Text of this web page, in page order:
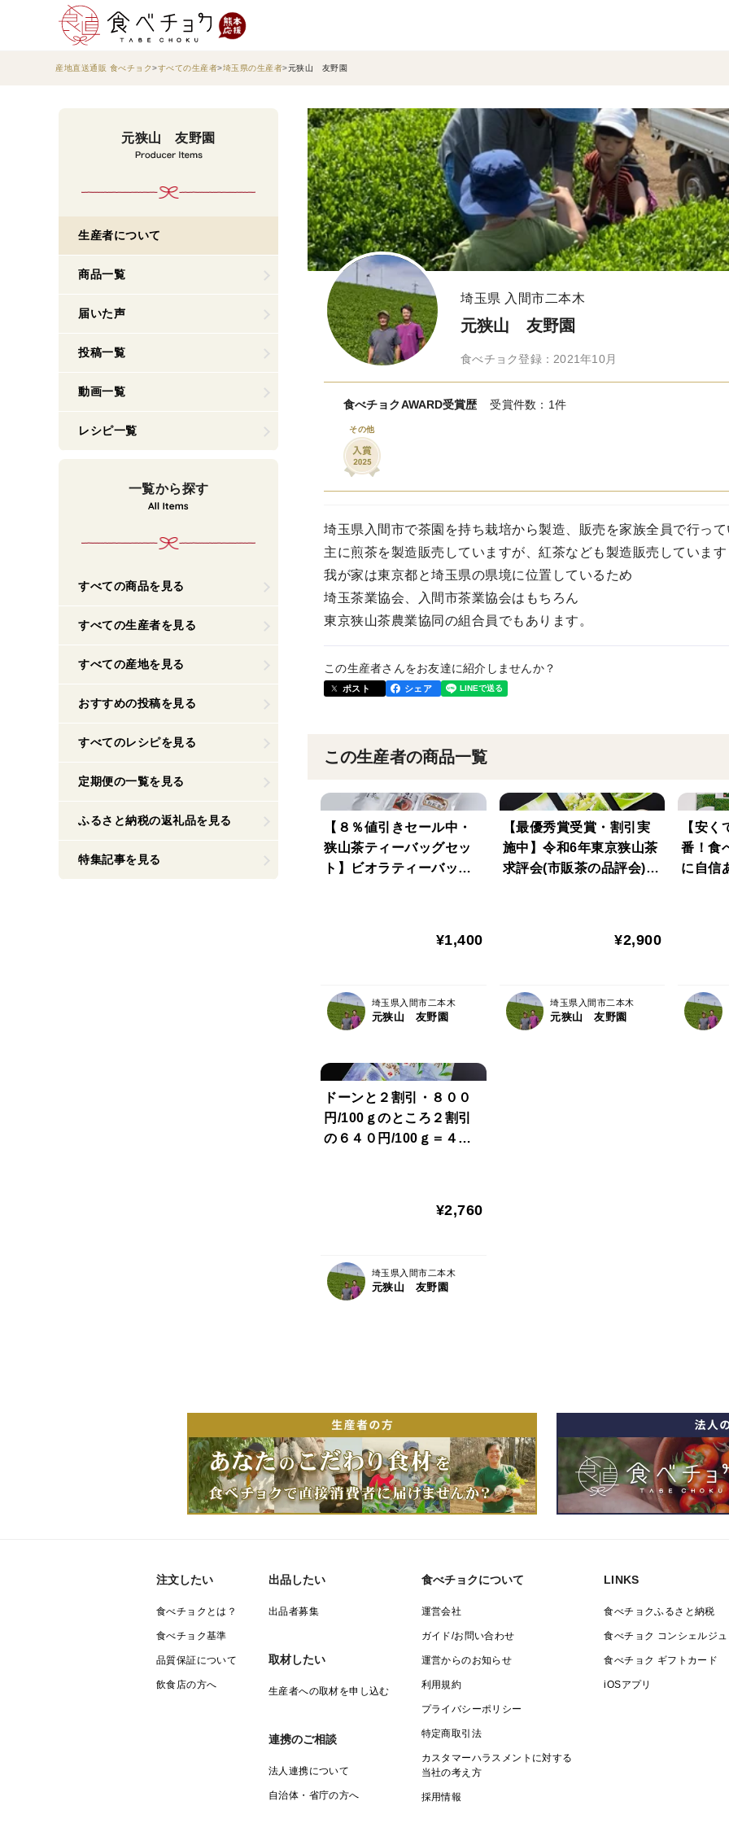
産地直送通販 食べチョク すべての生産者 埼玉県の生産者 元狭山 友野園
埼玉県 入間市二本木
元狭山 友野園
食べチョク登録：2021年10月
食べチョクAWARD受賞歴 受賞件数：1件
その他
埼玉県入間市で茶園を持ち栽培から製造、販売を家族全員で行っ
主に煎茶を製造販売していますが、紅茶なども製造販売しています
我が家は東京都と埼玉県の県境に位置しているため
埼玉茶業協会、入間市茶業協会はもちろん
東京狭山茶農業協同の組合員でもあります。
この生産者さんをお友達に紹介しませんか？
ポスト シェア
この生産者の商品一覧
【８％値引きセール中・
狭山茶ティーバッグセッ
ト】ビオラティーバッグ
¥1,400
埼玉県入間市二本木
元狭山 友野園
【最優秀賞受賞・割引実
施中】令和6年東京狭山茶
求評会(市販茶の品評会)最
（税込）にて割引販売中‼
¥2,900
埼玉県入間市二本木
元狭山 友野園
【安
番！食
に自信
ドーンと２割引・８００
円/100ｇのところ２割引
の６４０円/100ｇ＝４袋
ージが変わりました)
¥2,760
埼玉県入間市二本木
元狭山 友野園
元狭山 友野園
生産者について
商品一覧
届いた声
投稿一覧
動画一覧
レシピ一覧
一覧から探す
すべての商品を見る
すべての生産者を見る
すべての産地を見る
おすすめの投稿を見る
すべてのレシピを見る
定期便の一覧を見る
ふるさと納税の返礼品を見る
特集記事を見る
注文したい
食べチョクとは？
食べチョク基準
品質保証について
飲食店の方へ
出品したい
出品者募集
取材したい
生産者への取材を申し込む
連携のご相談
法人連携について
自治体・省庁の方へ
食べチョクについて
運営会社
ガイド/お問い合わせ
運営からのお知らせ
利用規約
プライバシーポリシー
特定商取引法
カスタマーハラスメントに対する
当社の考え方
採用情報
LINKS
食べチョクふるさと納税
食べチョク コンシェルジュ
食べチョク ギフトカード
iOSアプリ